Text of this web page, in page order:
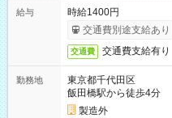
給与
時給1400円
交通費別途支給あり
交通費 交通費支給有り
勤務地
東京都千代田区
飯田橋駅から徒歩4分
製造外